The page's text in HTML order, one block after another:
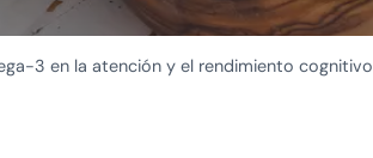
3 en la atención y el rendimiento cognitivo